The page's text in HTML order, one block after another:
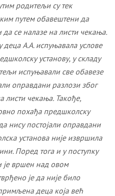
родитељи су тек
путем обавештени да
се налазе на листи чекања.
деца А.А. испуњавала услове
установу, у складу
испуњавали све обавезе
оправдани разлози због
листи чекања. Такође,
похађа предшколску
нису постојали оправдани
установа није извршила
Поред тога и у поступку
је вршен над овом
је да није било
деца која већ